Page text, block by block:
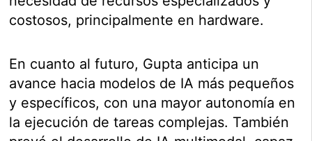
costosos, principalmente en hardware.
En cuanto al futuro, Gupta anticipa un
avance hacia modelos de IA más pequeños
y específicos, con una mayor autonomía en
la ejecución de tareas complejas. También